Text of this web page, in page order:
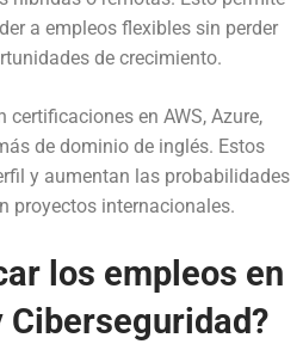
a empleos flexibles sin perder
de crecimiento.
en AWS, Azure,
de dominio de inglés. Estos
y aumentan las probabilidades
proyectos internacionales.
los empleos en